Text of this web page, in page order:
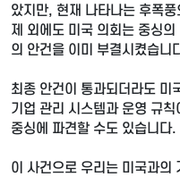
았지만, 현재 나타나는 후폭
제 외에도 미국 의회는 중싱
의 안건을 이미 부결시켰습니
최종 안건이 통과되더라도 미
기업 관리 시스템과 운영 규
중싱에 파견할 수도 있습니다.
이 사건으로 우리는 미국과의